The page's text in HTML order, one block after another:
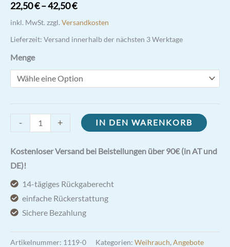
22,50€–42,50€
inkl. MwSt.zzgl.Versandkosten
Lieferzeit: Versand innerhalb der nächsten 3 Werktage
Menge
-
Klosterweichrauch
Rose
-
Mönche
+ IN DEN WARENKORB
Kostenloser Versand bei Beistellungen über 90€ (in AT und
DE)!
14-tägiges Rückgaberecht
einfache Rückerstattung
Sichere Bezahlung
Artikelnummer: 1119-0 Kategorien: Weihrauch, Angebote